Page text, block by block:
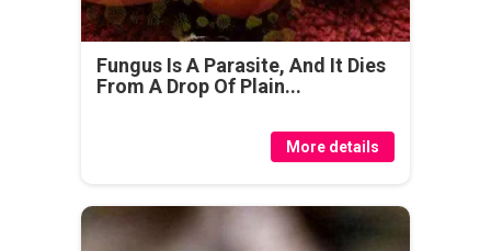
Fungus Is A Parasite, And It Dies
From A Drop Of Plain...
More details